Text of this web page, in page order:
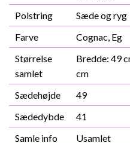
Polstring
Sæde og ryg
Farve
Cognac, Eg
Størrelse
samlet
Bredde: 49
cm
Sædehøjde
49
Sædedybde
41
Samle info
Usamlet